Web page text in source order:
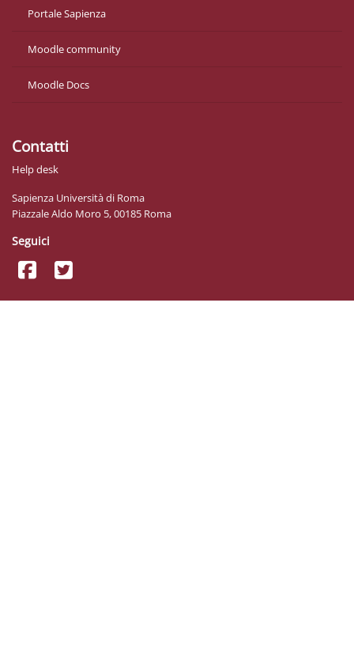
Portale Sapienza
Moodle community
Moodle Docs
Contatti
Help desk
Sapienza Università di Roma
Piazzale Aldo Moro 5, 00185 Roma
Seguici